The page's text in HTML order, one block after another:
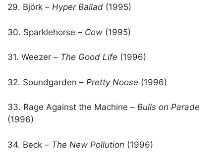
29. Björk – Hyper Ballad (1995)
30. Sparklehorse – Cow (1995)
31. Weezer – The Good Life (1996)
32. Soundgarden – Pretty Noose (1996)
33. Rage Against the Machine – Bulls on Parade
(1996)
34. Beck – The New Pollution (1996)